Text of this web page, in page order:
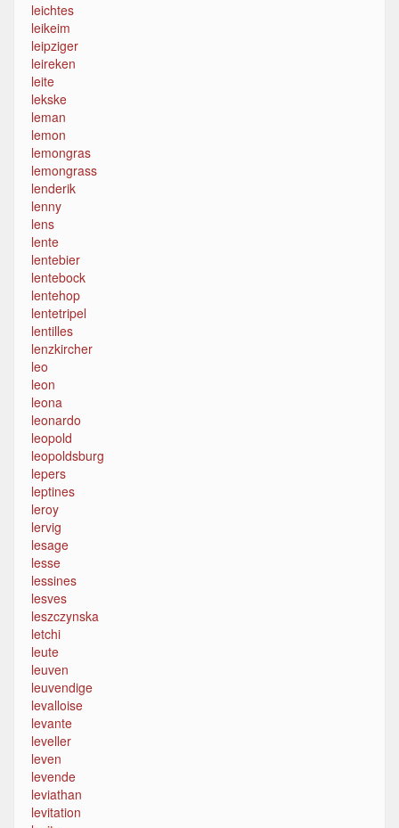
leichtes
leikeim
leipziger
leireken
leite
lekske
leman
lemon
lemongras
lemongrass
lenderik
lenny
lens
lente
lentebier
lentebock
lentehop
lentetripel
lentilles
lenzkircher
leo
leon
leona
leonardo
leopold
leopoldsburg
lepers
leptines
leroy
lervig
lesage
lesse
lessines
lesves
leszczynska
letchi
leute
leuven
leuvendige
levalloise
levante
leveller
leven
levende
leviathan
levitation